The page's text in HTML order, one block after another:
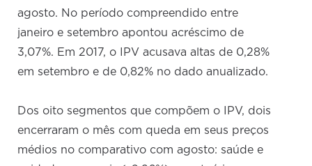
agosto. No período compreendido entre
janeiro e setembro apontou acréscimo de
3,07%. Em 2017, o IPV acusava altas de 0,28%
em setembro e de 0,82% no dado anualizado.
Dos oito segmentos que compõem o IPV, dois
encerraram o mês com queda em seus preços
médios no comparativo com agosto: saúde e